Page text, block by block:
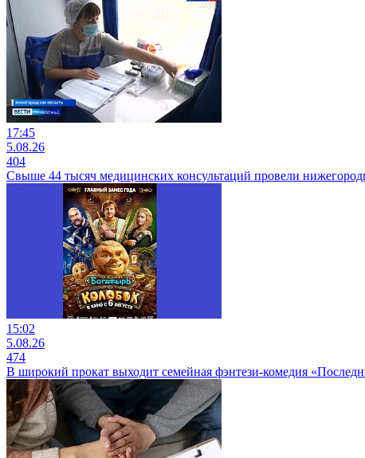
17:45
5.08.26
404
Свыше 44 тысяч медицинских консультаций провели
15:02
5.08.26
474
В широкий прокат выходит семейная фэнтези-комедия